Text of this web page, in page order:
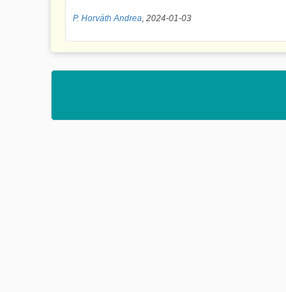
P. Horváth Andrea, 2024-01-03